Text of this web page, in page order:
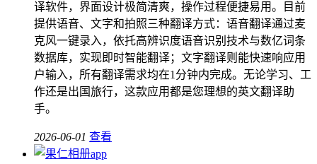
译软件，界面设计极简清爽，操作过程便捷易用。目前
提供语音、文字和拍照三种翻译方式：语音翻译通过麦
克风一键录入，依托高辨识度语音识别技术与数亿词条
数据库，实现即时智能翻译；文字翻译则能快速响应用
户输入，所有翻译需求均在1分钟内完成。无论学习、工
作还是出国旅行，这款应用都是您理想的英文翻译助
手。
2026-06-01 查看